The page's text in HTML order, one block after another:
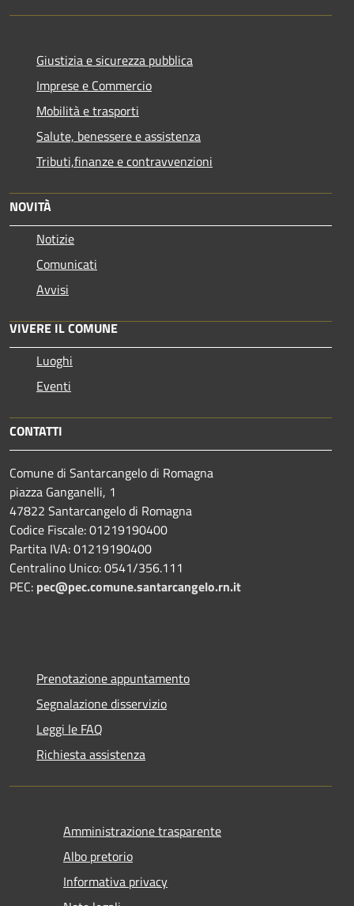
Giustizia e sicurezza pubblica
Imprese e Commercio
Mobilità e trasporti
Salute, benessere e assistenza
Tributi,finanze e contravvenzioni
NOVITÀ
Notizie
Comunicati
Avvisi
VIVERE IL COMUNE
Luoghi
Eventi
CONTATTI
Comune di Santarcangelo di Romagna
piazza Ganganelli, 1
47822 Santarcangelo di Romagna
Codice Fiscale: 01219190400
Partita IVA: 01219190400
Centralino Unico: 0541/356.111
PEC: pec@pec.comune.santarcangelo.rn.it
Prenotazione appuntamento
Segnalazione disservizio
Leggi le FAQ
Richiesta assistenza
Amministrazione trasparente
Albo pretorio
Informativa privacy